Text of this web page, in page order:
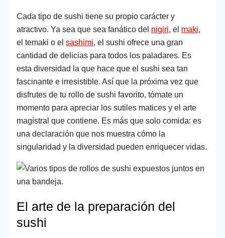
Cada tipo de sushi tiene su propio carácter y
atractivo. Ya sea que sea fanático del nigiri, el maki,
el temaki o elsashimi, el sushi ofrece una gran
cantidad de delicias para todos los paladares. Es
esta diversidad la que hace que el sushi sea tan
fascinante e irresistible. Así que la próxima vez que
disfrutes de tu rollo de sushi favorito, tómate un
momento para apreciar los sutiles matices y el arte
magistral que contiene. Es más que solo comida: es
una declaración que nos muestra cómo la
singularidad y la diversidad pueden enriquecer vidas.
El arte de la preparación del
sushi